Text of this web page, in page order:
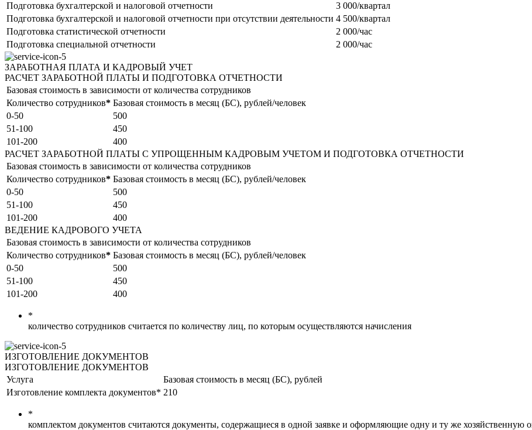
Подготовка бухгалтерской и налоговой отчетности
3 000/квартал
Подготовка бухгалтерской и налоговой отчетности при отсутствии деятельности 4 500/квартал
Подготовка статистической отчетности
2 000/час
Подготовка специальной отчетности
2 000/час
ЗАРАБОТНАЯ ПЛАТА И КАДРОВЫЙ УЧЕТ
РАСЧЕТ ЗАРАБОТНОЙ ПЛАТЫ И ПОДГОТОВКА ОТЧЕТНОСТИ
Базовая стоимость в зависимости от количества сотрудников
Количество сотрудников* Базовая стоимость в месяц (БС), рублей/человек
0-50
500
51-100
450
101-200
400
РАСЧЕТ ЗАРАБОТНОЙ ПЛАТЫ С УПРОЩЕННЫМ КАДРОВЫМ УЧЕТОМ И ПОДГОТОВКА ОТЧЕТНОСТИ
Базовая стоимость в зависимости от количества сотрудников
Количество сотрудников* Базовая стоимость в месяц (БС), рублей/человек
0-50
500
51-100
450
101-200
400
ВЕДЕНИЕ КАДРОВОГО УЧЕТА
Базовая стоимость в зависимости от количества сотрудников
Количество сотрудников* Базовая стоимость в месяц (БС), рублей/человек
0-50
500
51-100
450
101-200
400
*
количество сотрудников считается по количеству лиц, по которым осуществляются начисления
ИЗГОТОВЛЕНИЕ ДОКУМЕНТОВ
ИЗГОТОВЛЕНИЕ ДОКУМЕНТОВ
Услуга
Базовая стоимость в месяц (БС), рублей
Изготовление комплекта документов* 210
*
комплектом документов считаются документы, содержащиеся в одной заявке и оформляющие одну и ту же хозяйственную